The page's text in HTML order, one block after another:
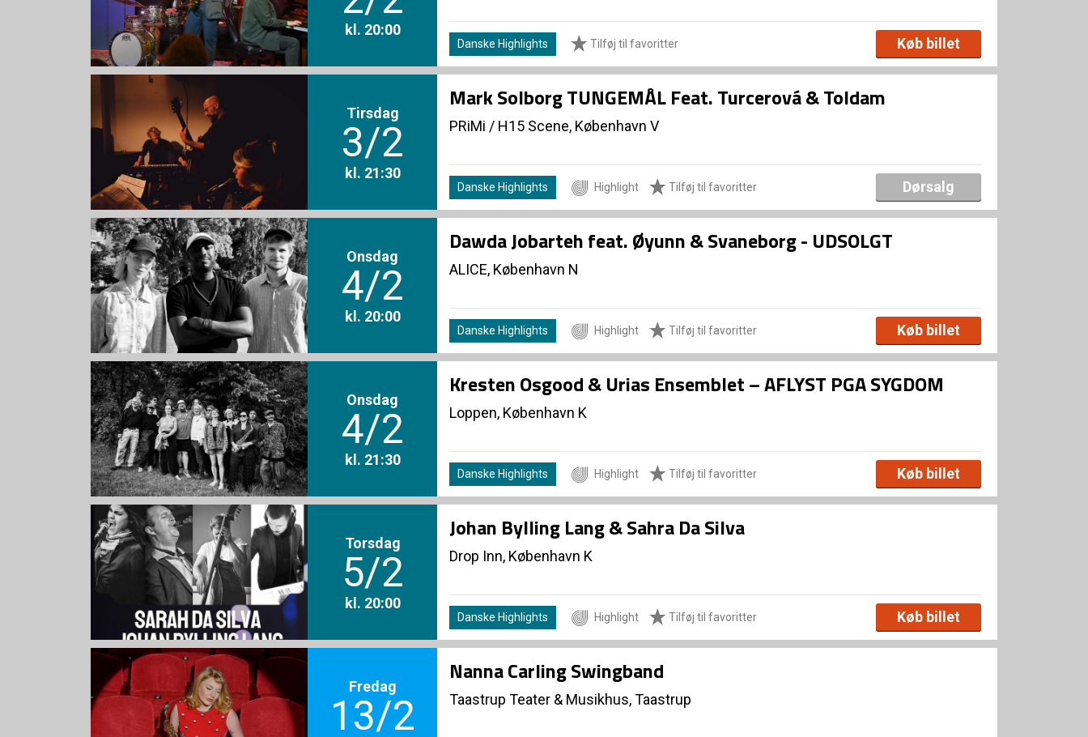
kl. 20:00
Danske Highlights Tilføj til favoritter Køb billet
Tirsdag
3/2
kl. 21:30
Mark Solborg TUNGEMÅL Feat. Turcerová & Toldam
PRiMi / H15 Scene, København V
Danske Highlights Highlight Tilføj til favoritter Dørsalg
Onsdag
4/2
kl. 20:00
Dawda Jobarteh feat. Øyunn & Svaneborg - UDSOLGT
ALICE, København N
Danske Highlights Highlight Tilføj til favoritter Køb billet
Onsdag
4/2
kl. 21:30
Kresten Osgood & Urias Ensemblet – AFLYST PGA SYGDOM
Loppen, København K
Danske Highlights Highlight Tilføj til favoritter Køb billet
Torsdag
5/2
kl. 20:00
Johan Bylling Lang & Sahra Da Silva
Drop Inn, København K
Danske Highlights Highlight Tilføj til favoritter Køb billet
Fredag
13/2
Nanna Carling Swingband
Taastrup Teater & Musikhus, Taastrup